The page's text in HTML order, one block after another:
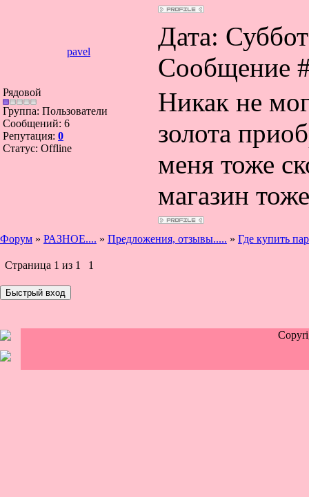
pavel
Дата:
Сообщение
Рядовой
Группа: Пользователи
Сообщений: 6
Репутация: 0
Статус: Offline
Никак не
золота
меня тоже
магазин
Форум » РАЗНОЕ.... » Предложения, отзывы..... » Где купить
Страница 1 из 1 1